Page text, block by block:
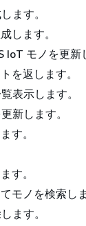
ます。
します。
IoT モノを更新
を返します。
表示します。
新します。
す。
す。
モノを検索しま
ます。